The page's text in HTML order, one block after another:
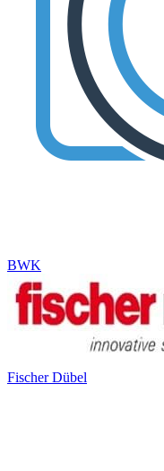
BWK
Fischer Dübel